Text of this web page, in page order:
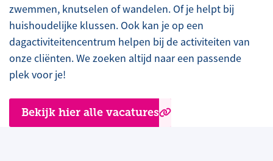
zwemmen, knutselen of wandelen. Of je helpt bij
huishoudelijke klussen. Ook kan je op een
dagactiviteitencentrum helpen bij de activiteiten van
onze cliënten. We zoeken altijd naar een passende
plek voor je!
Bekijk hier alle vacatures